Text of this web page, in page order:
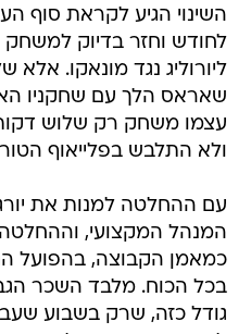
השינוי הגיע לקראת סוף
לחודש וחזר בדיוק למשחק
ליורוליג נגד מונאקו.
שאראס הלך עם שחקניו
עצמו משחק רק שלוש דקות
ולא התלבש בפלייאוף
עם ההחלטה למנות את
המנהל המקצועי,
כמאמן הקבוצה, בהפועל
בכל הכוח. מלבד השכר
גודל כזה, שרק בשבוע